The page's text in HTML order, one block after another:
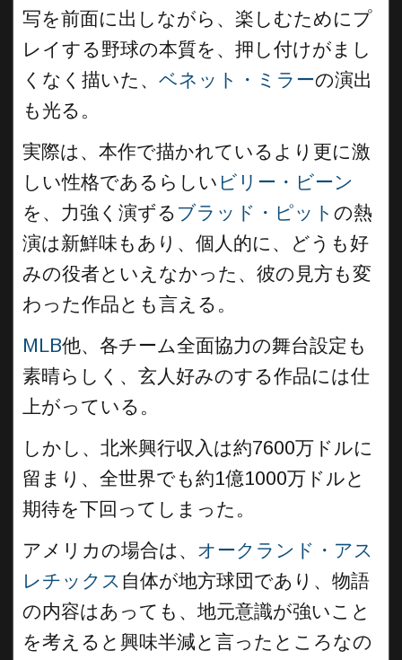
写を前面に出しながら、楽しむためにプ
レイする野球の本質を、押し付けがまし
くなく描いた、 ベネット・ミラーの演出
も光る。
実際は、本作で描かれているより更に激
しい性格であるらしい ビリー・ビーン
を、力強く演ずる ブラッド・ピット の熱
演は新鮮味もあり、個人的に、どうも好
みの役者といえなかった、彼の見方も変
わった作品とも言える。
MLB他、各チーム全面協力の舞台設定も
素晴らしく、玄人好みのする作品には仕
上がっている。
しかし、北米興行収入は約7600万ドルに
留まり、全世界でも約1億1000万ドルと
期待を下回ってしまった。
アメリカの場合は、 オークランド・アス
レチックス 自体が地方球団であり、物語
の内容はあっても、地元意識が強いこと
を考えると興味半減と言ったところなの